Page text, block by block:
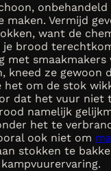
maken. Vermijd
want de
je brood
met
kneed ze gewoon
het om de stok
dat het vuur niet
namelijk
het te
ook niet om
stokken te